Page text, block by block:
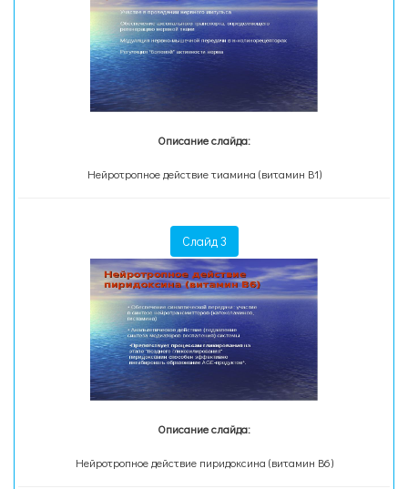
Описание слайда:
Нейротропное действие тиамина (витамин В1)
Слайд 3
Описание слайда:
Нейротропное действие пиридоксина (витамин В6)